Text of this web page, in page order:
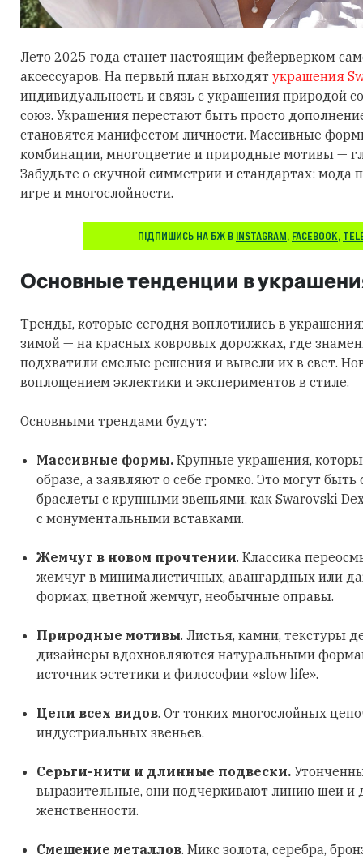
Лето 2025 года станет настоящим фейерверком
аксессуаров. На первый план выходят украшения
индивидуальность и связь с украшения природой
союз. Украшения перестают быть просто
становятся манифестом личности. Массивные
комбинации, многоцветие и природные мотивы —
Забудьте о скучной симметрии и стандартах: мода
игре и многослойности.
ПІДПИШИСЬ НА БЖ В INSTAGRAM, FACEBOOK,
Основные тенденции в
Тренды, которые сегодня воплотились в
зимой — на красных ковровых дорожках, где
подхватили смелые решения и вывели их в свет.
воплощением эклектики и экспериментов в стиле.
Основными трендами будут:
Массивные формы. Крупные украшения,
образе, а заявляют о себе громко. Это могут быть
браслеты с крупными звеньями, как Swarovski
с монументальными вставками.
Жемчуг в новом прочтении. Классика
жемчуг в минималистичных, авангардных или
формах, цветной жемчуг, необычные оправы.
Природные мотивы. Листья, камни, текстуры
дизайнеры вдохновляются натуральными
источник эстетики и философии «slow life».
Цепи всех видов. От тонких многослойных
индустриальных звеньев.
Серьги-нити и длинные подвески.
выразительные, они подчеркивают линию шеи и
женственности.
Смешение металлов. Микс золота, серебра,